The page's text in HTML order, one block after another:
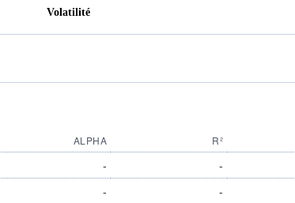
Volatilité
ALPHA R²
- -
- -